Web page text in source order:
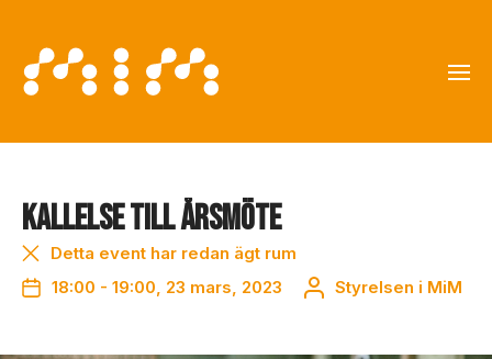
Kallelse till Årsmöte
Detta event har redan ägt rum
18:00 - 19:00, 23 mars, 2023
Styrelsen i MiM